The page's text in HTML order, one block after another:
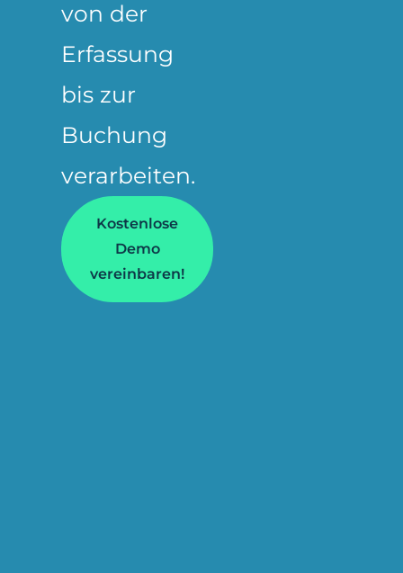
von der
Erfassung
bis zur
Buchung
verarbeiten.
Kostenlose
Demo
vereinbaren!